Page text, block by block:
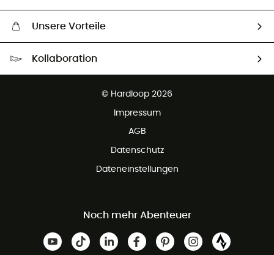
Unsere Vorteile
Kollaboration
© Hardloop 2026
Impressum
AGB
Datenschutz
Dateneinstellungen
Noch mehr Abenteuer